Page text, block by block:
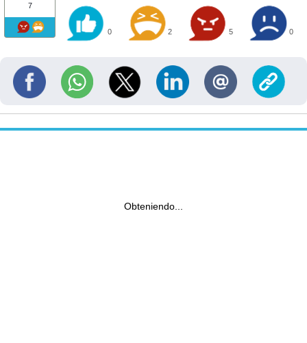
7
0 2 5 0
Obteniendo...